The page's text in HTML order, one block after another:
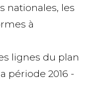
nationales, les
à
lignes du plan
période 2016 -